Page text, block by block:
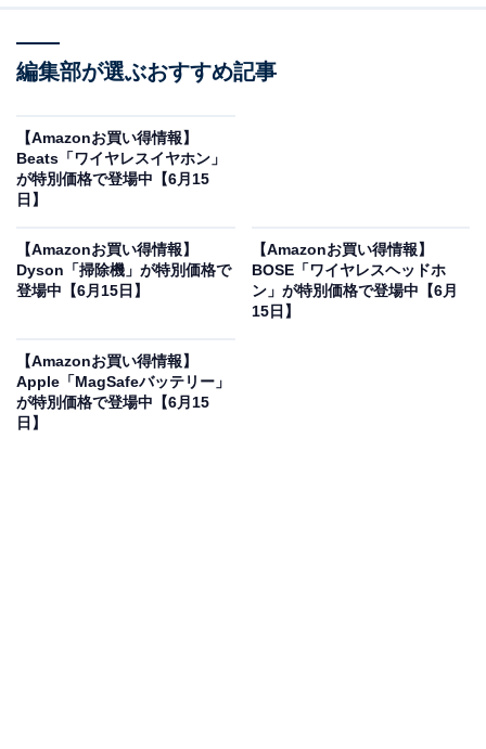
ハイコーキの「リチウムイオン電池」が限定価格
に！ 8％オフで登場
HiKOKI(ハイコーキ) 旧日立工機 14.4V リチウムイオン電
池 2.0Ah 0033-4426 BSL1420
Amazonで見る
ハイコーキのリチウムイオン電池「BSL1420」は現在
8％オフの特別価格・税込5800円販売中です。
編集部が選ぶおすすめ記事
【Amazonお買い得情報】
Beats「ワイヤレスイヤホン」
が特別価格で登場中【6月15
日】
【Amazonお買い得情報】
Dyson「掃除機」が特別価格で
登場中【6月15日】
【Amazonお買い得情報】
BOSE「ワイヤレスヘッドホ
ン」が特別価格で登場中【6月
15日】
【Amazonお買い得情報】
Apple「MagSafeバッテリー」
が特別価格で登場中【6月15
日】